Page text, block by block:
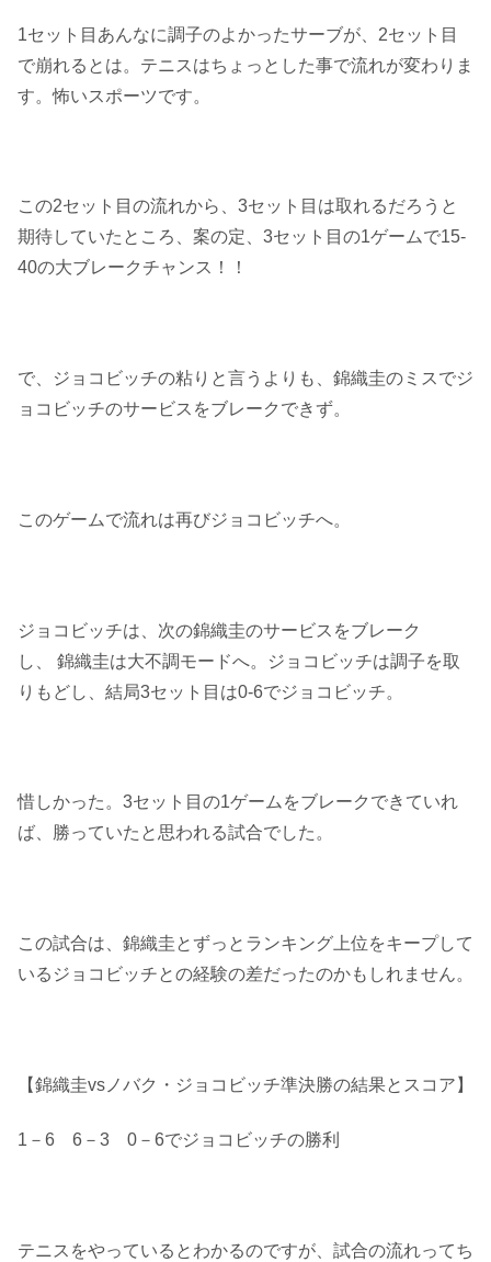
1セット目あんなに調子のよかったサーブが、2セット目
で崩れるとは。テニスはちょっとした事で流れが変わりま
す。怖いスポーツです。
この2セット目の流れから、3セット目は取れるだろうと
期待していたところ、案の定、3セット目の1ゲームで15-
40の大ブレークチャンス！！
で、ジョコビッチの粘りと言うよりも、錦織圭のミスでジ
ョコビッチのサービスをブレークできず。
このゲームで流れは再びジョコビッチへ。
ジョコビッチは、次の錦織圭のサービスをブレーク
し、 錦織圭は大不調モードへ。ジョコビッチは調子を取
りもどし、結局3セット目は0-6でジョコビッチ。
惜しかった。3セット目の1ゲームをブレークできていれ
ば、勝っていたと思われる試合でした。
この試合は、錦織圭とずっとランキング上位をキープして
いるジョコビッチとの経験の差だったのかもしれません。
【錦織圭vsノバク・ジョコビッチ準決勝の結果とスコア】
1－6 6－3 0－6でジョコビッチの勝利
テニスをやっているとわかるのですが、試合の流れってち